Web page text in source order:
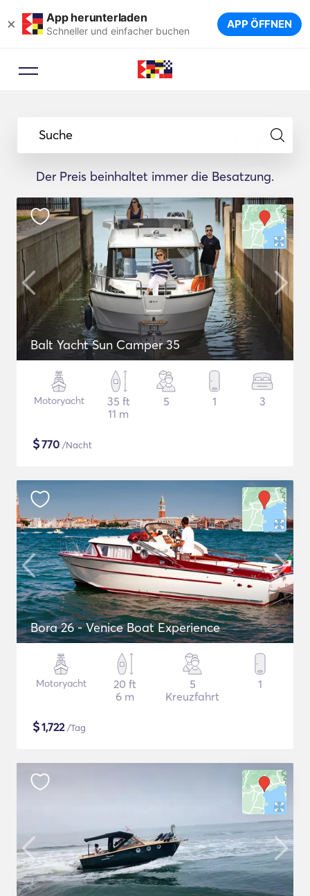
× App herunterladen
Schneller und einfacher buchen APP ÖFFNEN
Suche
Der Preis beinhaltet immer die Besatzung.
Balt Yacht Sun Camper 35
Motoryacht
35 ft
11 m
5 1 3
$770 /Nacht
Bora 26 - Venice Boat Experience
Motoryacht
20 ft
6 m
5
Kreuzfahrt
1
$1,722/Tag